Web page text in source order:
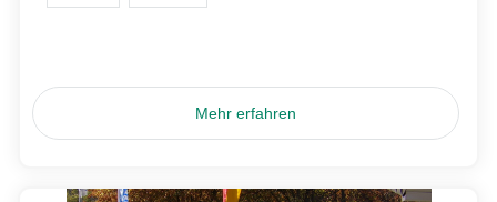
Mehr erfahren